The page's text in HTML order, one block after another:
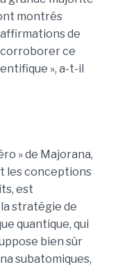
montrés
de
corroborer ce
», a-t-il
» de Majorana,
les conceptions
est
stratégie de
quantique, qui
bien sûr
subatomiques,